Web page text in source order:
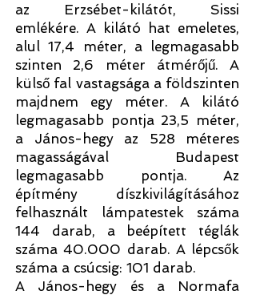
az Erzsébet-kilátót, Sissi
emlékére. A kilátó hat emeletes,
alul 17,4 méter, a legmagasabb
szinten 2,6 méter átmérőjű. A
külső fal vastagsága a földszinten
majdnem egy méter. A kilátó
legmagasabb pontja 23,5 méter,
a János-hegy az 528 méteres
magasságával Budapest
legmagasabb pontja. Az
építmény díszkivilágításához
felhasznált lámpatestek száma
144 darab, a beépített téglák
száma 40.000 darab. A lépcsők
száma a csúcsig: 101 darab.
A János-hegy és a Normafa